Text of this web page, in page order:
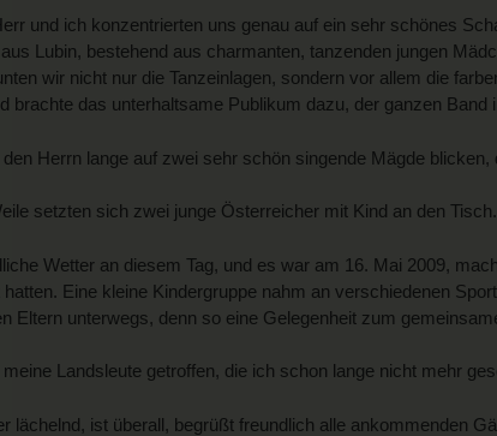
und ich konzentrierten uns genau auf ein sehr schönes
aus Lubin, bestehend aus charmanten, tanzenden jungen
wir nicht nur die Tanzeinlagen, sondern vor allem die
brachte das unterhaltsame Publikum dazu, der ganzen
Herrn lange auf zwei sehr schön singende Mägde
setzten sich zwei junge Österreicher mit Kind an den
Wetter an diesem Tag, und es war am 16. Mai 2009,
hatten. Eine kleine Kindergruppe nahm an verschiedenen
Eltern unterwegs, denn so eine Gelegenheit zum
Landsleute getroffen, die ich schon lange nicht mehr
lächelnd, ist überall, begrüßt freundlich alle ankommenden